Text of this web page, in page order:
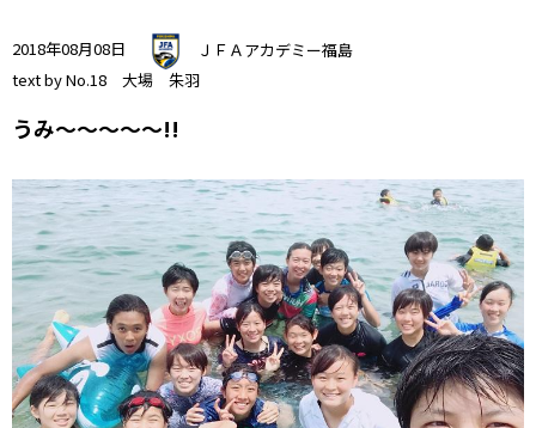
2018年08月08日
ＪＦＡアカデミー福島
text by No.18 大場 朱羽
うみ～～～～～!!